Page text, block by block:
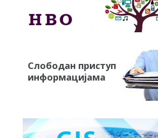
Слободан приступ
информацијама